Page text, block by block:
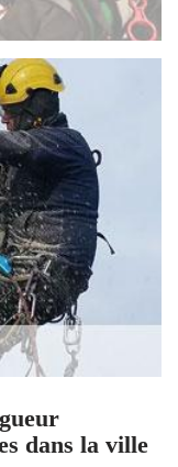
dans la ville